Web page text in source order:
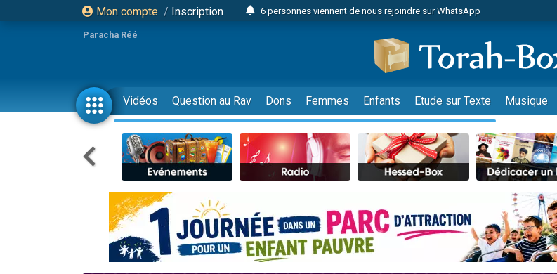
Mon compte / Inscription
6 personnes viennent de nous rejoindre sur WhatsApp
2 personnes viennent de faire un don pour 1 Journée de Vacances
17 personnes viennent de demander une bénédiction
4 personnes viennent de nous rejoindre sur WhatsApp
Il reste 49 places pour étudier en groupe sur Zoom
23 personnes viennent de faire un don pour Diane, 80 ans, dans un
Eva vient de donner son Maasser
4 personnes viennent de nous rejoindre sur WhatsApp
3 personnes viennent de faire un don pour 5 jours de vacances aux
Odaya vient de donner son Maasser
13 personnes viennent de demander une bénédiction
Paracha Réé
Vidéos Question au Rav Dons Femmes Enfants Etude sur Texte Musique